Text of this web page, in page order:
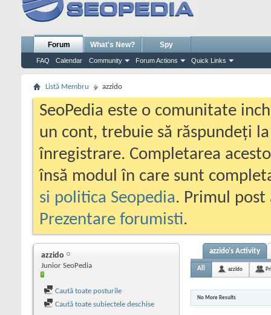
Forum
FAQ Calendar Community Forum Actions Quick Links
What's New? Spy
Listă Membru azzido
SeoPedia este o comunitate
un cont, trebuie să răspundeți
înregistrare. Completarea
însă modul în care sunt
si politica Seopedia. Primul
Prezentare forumisti.
azzido
Junior SeoPedia
Caută toate posturile
Caută toate subiectele deschise
azzido's Activity
All azzido
No More Results